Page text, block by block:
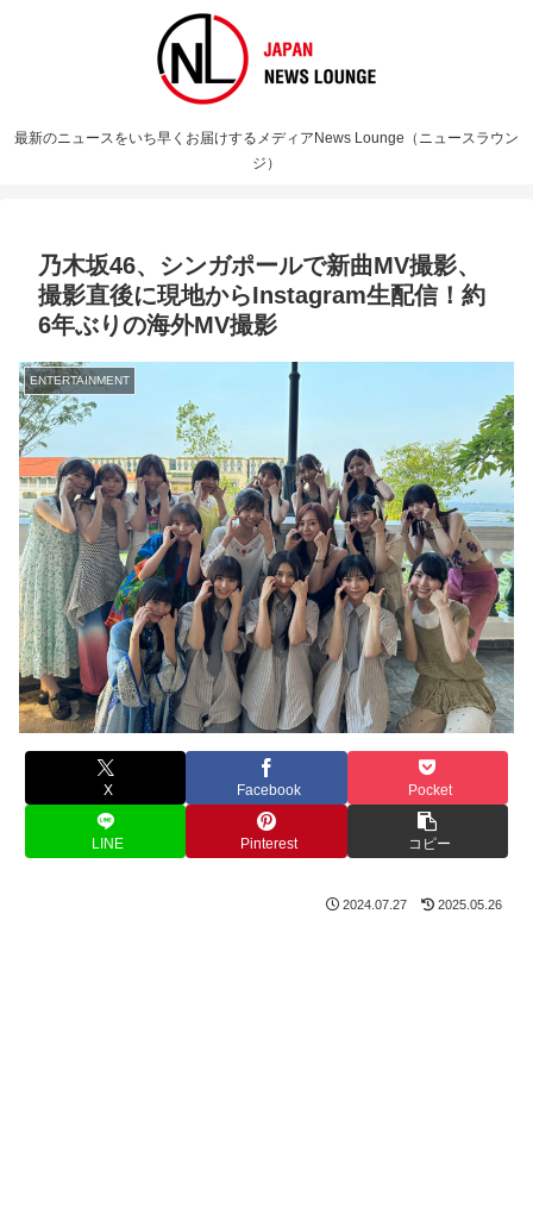
最新のニュースをいち早くお届けするメディアNews Lounge（ニュースラウン
ジ）
乃木坂46、シンガポールで新曲MV撮影、
撮影直後に現地からInstagram生配信！約
6年ぶりの海外MV撮影
ENTERTAINMENT
X Facebook Pocket
LINE Pinterest コピー
2024.07.27 2025.05.26